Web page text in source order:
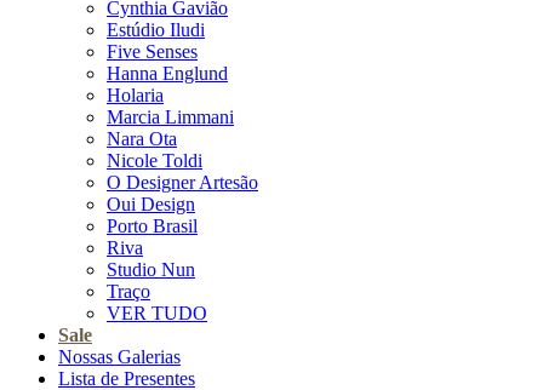
Cynthia Gavião
Estúdio Iludi
Five Senses
Hanna Englund
Holaria
Marcia Limmani
Nara Ota
Nicole Toldi
O Designer Artesão
Oui Design
Porto Brasil
Riva
Studio Nun
Traço
VER TUDO
Sale
Nossas Galerias
Lista de Presentes